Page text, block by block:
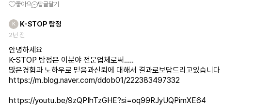
좋아요 답글달기
K K-STOP 탐정
2년 전
안녕하세요
K-STOP 탐정은 이분야 전문업체로써.....
https://m.blog.naver.com/ddob01/222383497332
https://youtu.be/9zQPIhTzGHE?si=oq99RJyUQPimXE64